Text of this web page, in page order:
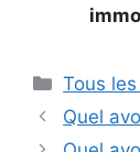
Tous
Quel